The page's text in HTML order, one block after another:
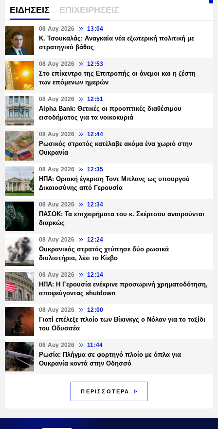
ΕΙΔΗΣΕΙΣ ΕΠΙΧΕΙΡΗΣΕΙΣ
08 Αυγ 2026 13:04
Κ. Τσουκαλάς: Αναγκαία νέα εξωτερική πολιτική με
στρατηγικό βάθος
08 Αυγ 2026 12:53
Στο επίκεντρο της Επιτροπής οι άνεμοι και η ζέστη
των επόμενων ημερών
08 Αυγ 2026 12:51
Alpha Bank: Θετικές οι προοπτικές διαθέσιμου
εισοδήματος για τα νοικοκυριά
08 Αυγ 2026 12:44
Ρωσικός στρατός κατέλαβε ακόμα ένα χωριό στην
Ουκρανία
08 Αυγ 2026 12:35
ΗΠΑ: Οριακή έγκριση Τοντ Μπλανς ως υπουργού
Δικαιοσύνης από Γερουσία
08 Αυγ 2026 12:34
ΠΑΣΟΚ: Τα επιχειρήματα του κ. Σκέρτσου αναιρούνται
διαρκώς
08 Αυγ 2026 12:24
Ουκρανικός στρατός χτύπησε δύο ρωσικά
διυλιστήρια, λέει το Κίεβο
08 Αυγ 2026 12:14
ΗΠΑ: Η Γερουσία ενέκρινε προσωρινή χρηματοδότηση,
αποφεύγοντας shutdown
08 Αυγ 2026 12:00
Γιατί επέλεξε πλοίο των Βίκινκγς ο Νόλαν για το ταξίδι
του Οδυσσέα
08 Αυγ 2026 11:44
Ρωσία: Πλήγμα σε φορτηγό πλοίο με όπλα για
Ουκρανία κοντά στην Οδησσό
ΠΕΡΙΣΣΟΤΕΡΑ